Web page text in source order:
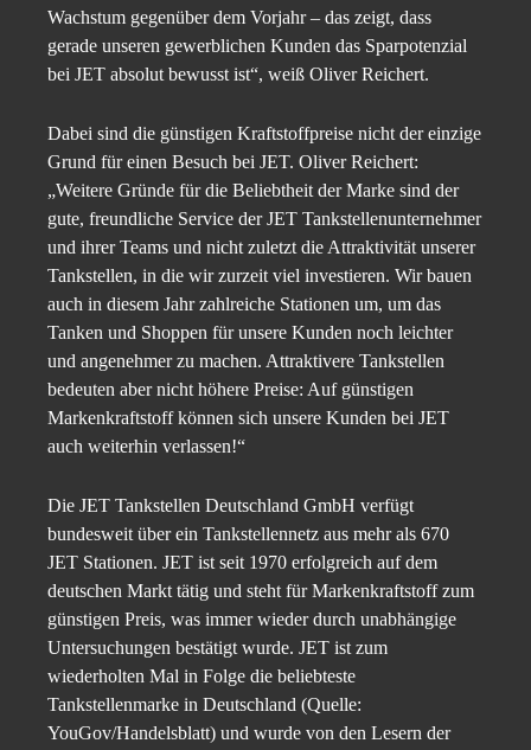
Wachstum gegenüber dem Vorjahr – das zeigt, dass
gerade unseren gewerblichen Kunden das Sparpotenzial
bei JET absolut bewusst ist“, weiß Oliver Reichert.
Dabei sind die günstigen Kraftstoffpreise nicht der einzige
Grund für einen Besuch bei JET. Oliver Reichert:
„Weitere Gründe für die Beliebtheit der Marke sind der
gute, freundliche Service der JET Tankstellenunternehmer
und ihrer Teams und nicht zuletzt die Attraktivität unserer
Tankstellen, in die wir zurzeit viel investieren. Wir bauen
auch in diesem Jahr zahlreiche Stationen um, um das
Tanken und Shoppen für unsere Kunden noch leichter
und angenehmer zu machen. Attraktivere Tankstellen
bedeuten aber nicht höhere Preise: Auf günstigen
Markenkraftstoff können sich unsere Kunden bei JET
auch weiterhin verlassen!“
Die JET Tankstellen Deutschland GmbH verfügt
bundesweit über ein Tankstellennetz aus mehr als 670
JET Stationen. JET ist seit 1970 erfolgreich auf dem
deutschen Markt tätig und steht für Markenkraftstoff zum
günstigen Preis, was immer wieder durch unabhängige
Untersuchungen bestätigt wurde. JET ist zum
wiederholten Mal in Folge die beliebteste
Tankstellenmarke in Deutschland (Quelle:
YouGov/Handelsblatt) und wurde von den Lesern der